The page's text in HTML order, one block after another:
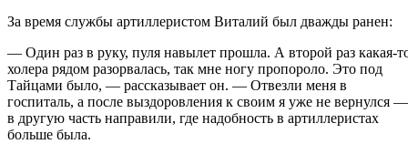
За время службы артиллеристом Виталий был дважды ранен:
— Один раз в руку, пуля навылет прошла. А второй раз какая-
холера рядом разорвалась, так мне ногу пропороло. Это под
Тайцами было, — рассказывает он. — Отвезли меня в
госпиталь, а после выздоровления к своим я уже не вернулся —
в другую часть направили, где надобность в артиллеристах
больше была.